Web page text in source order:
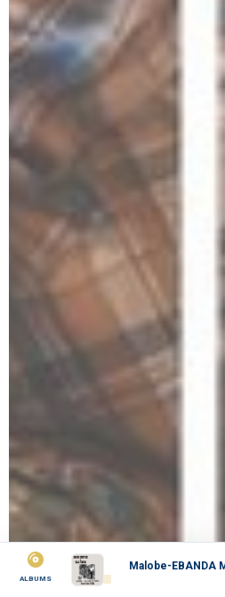
ALBUMS
Malobe-EBANDA MANFRED VILLAVIENNE